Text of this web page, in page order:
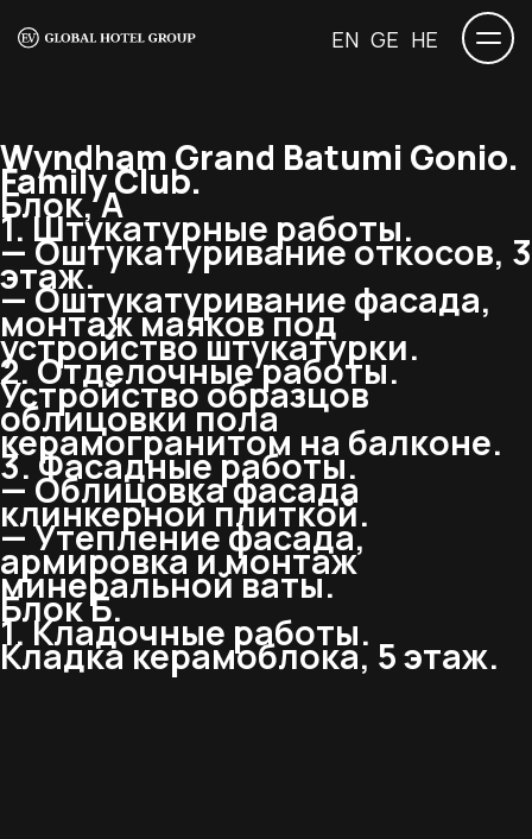
EN GE HE
Wyndham Grand Batumi Gonio.
Family Club.
Блок, А
1. Штукатурные работы.
— Оштукатуривание откосов, 3
этаж.
— Оштукатуривание фасада,
монтаж маяков под
устройство штукатурки.
2. Отделочные работы.
Устройство образцов
облицовки пола
керамогранитом на балконе.
3. Фасадные работы.
— Облицовка фасада
клинкерной плиткой.
— Утепление фасада,
армировка и монтаж
минеральной ваты.
Блок Б.
1. Кладочные работы.
Кладка керамоблока, 5 этаж.